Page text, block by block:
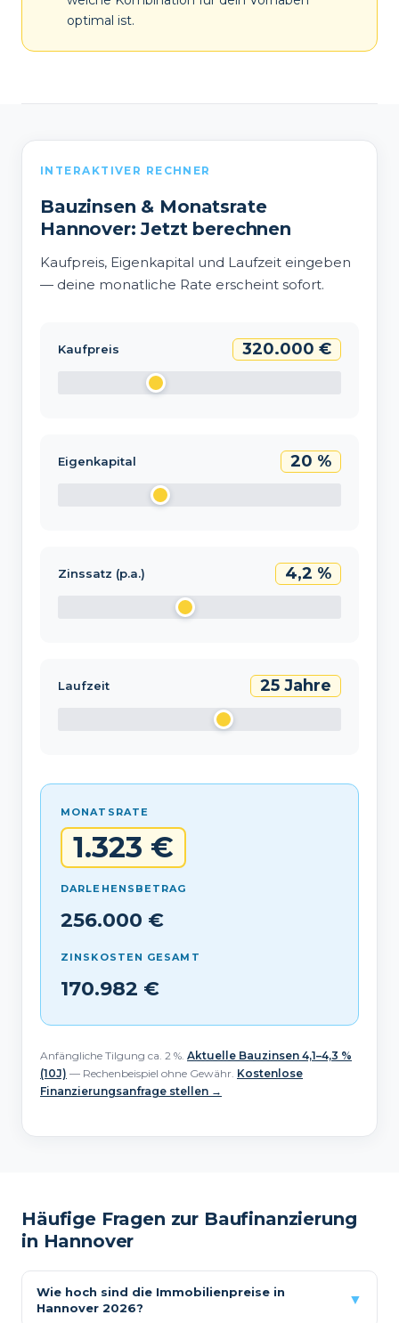
optimal ist.
INTERAKTIVER RECHNER
Bauzinsen & Monatsrate
Hannover: Jetzt berechnen
Kaufpreis, Eigenkapital und Laufzeit eingeben
— deine monatliche Rate erscheint sofort.
Kaufpreis 320.000 €
Eigenkapital 20 %
Zinssatz (p.a.) 4,2 %
Laufzeit 25 Jahre
MONATSRATE
1.323 €
DARLEHENSBETRAG
256.000 €
ZINSKOSTEN GESAMT
170.982 €
Anfängliche Tilgung ca. 2 %. Aktuelle Bauzinsen 4,1–4,3 %
(10J) — Rechenbeispiel ohne Gewähr. Kostenlose
Finanzierungsanfrage stellen →
Häufige Fragen zur Baufinanzierung
in Hannover
Wie hoch sind die Immobilienpreise in
Hannover 2026?
▼